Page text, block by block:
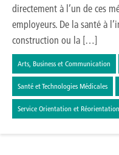
directement à l’un de ces
employeurs. De la santé à
construction ou la […]
Arts, Business et Communication
Santé et Technologies Médicales
Service Orientation et Réorientation